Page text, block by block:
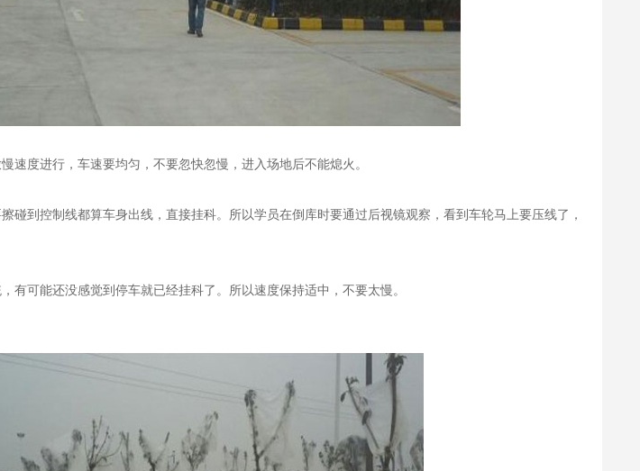
度进行，车速要均匀，不要忽快忽慢，进入场地后不能熄火。
到控制线都算车身出线，直接挂科。所以学员在倒库时要通过后视镜观察，看到车轮马上要压线了，
可能还没感觉到停车就已经挂科了。所以速度保持适中，不要太慢。